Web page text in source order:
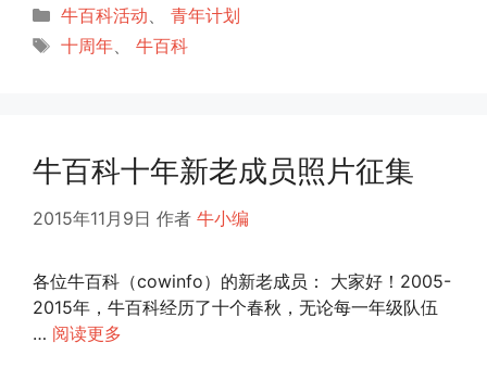
分
类
牛百科活动、 青年计划
标
十周年、 牛百科
牛百科十年新老成员照片征集
2015年11月9日 作者 牛小编
各位牛百科（cowinfo）的新老成员： 大家好！2005-
2015年，牛百科经历了十个春秋，无论每一年级队伍
… 阅读更多